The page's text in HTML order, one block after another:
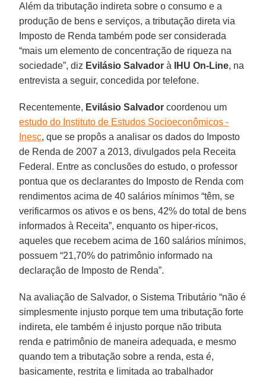
Além da tributação indireta sobre o consumo e a
produção de bens e serviços, a tributação direta via
Imposto de Renda também pode ser considerada
“mais um elemento de concentração de riqueza na
sociedade”, diz Evilásio Salvador à IHU On-Line, na
entrevista a seguir, concedida por telefone.
Recentemente, Evilásio Salvador coordenou um
estudo do Instituto de Estudos Socioeconômicos -
Inesc, que se propôs a analisar os dados do Imposto
de Renda de 2007 a 2013, divulgados pela Receita
Federal. Entre as conclusões do estudo, o professor
pontua que os declarantes do Imposto de Renda com
rendimentos acima de 40 salários mínimos “têm, se
verificarmos os ativos e os bens, 42% do total de bens
informados à Receita”, enquanto os hiper-ricos,
aqueles que recebem acima de 160 salários mínimos,
possuem “21,70% do patrimônio informado na
declaração de Imposto de Renda”.
Na avaliação de Salvador, o Sistema Tributário “não é
simplesmente injusto porque tem uma tributação forte
indireta, ele também é injusto porque não tributa
renda e patrimônio de maneira adequada, e mesmo
quando tem a tributação sobre a renda, esta é,
basicamente, restrita e limitada ao trabalhador